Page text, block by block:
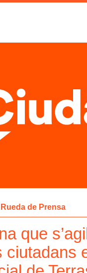
de Prensa
que
ciutadans